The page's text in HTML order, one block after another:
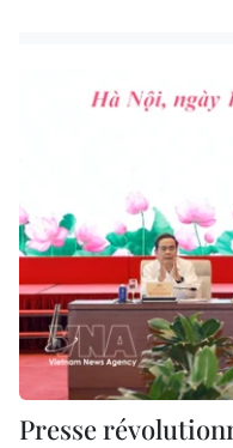
Presse